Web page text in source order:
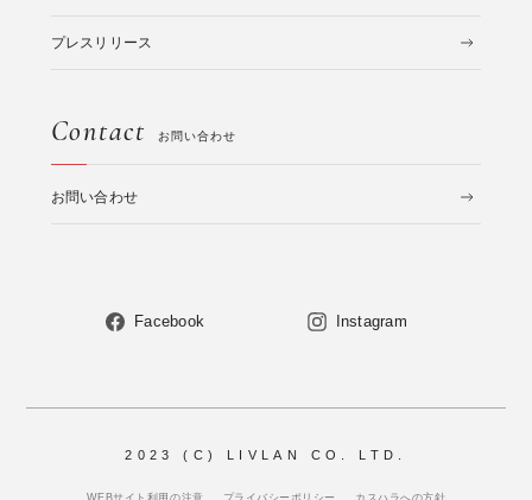
プレスリリース
Contact お問い合わせ
お問い合わせ
Facebook Instagram
2023 (C) LIVLAN CO. LTD.